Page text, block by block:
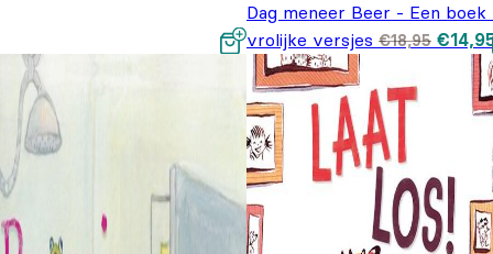
Dag meneer Beer - Een boek
vrolijke versjes €18,95 prijs
€